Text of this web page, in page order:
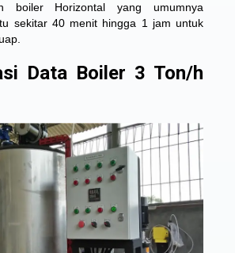
boiler Horizontal yang umumnya
sekitar 40 menit hingga 1 jam untuk
Data Boiler 3 Ton/h